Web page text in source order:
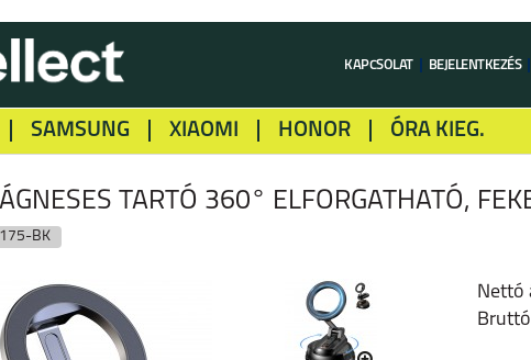
KAPCSOLAT BEJELENTKEZÉS
SAMSUNG XIAOMI HONOR ÓRA KIEG.
TARTÓ 360° ELFORGATHATÓ,
BK
Nettó